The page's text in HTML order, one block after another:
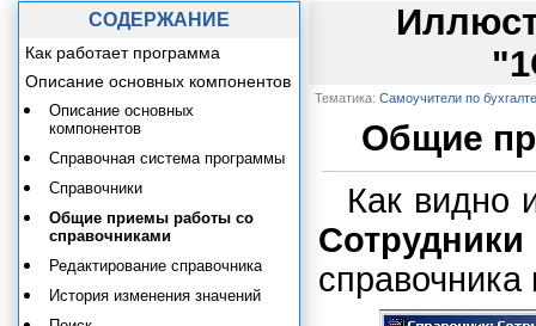
Тематика: Самоучители по
Общие
Как видно
Сотрудники
СОДЕРЖАНИЕ
Как работает программа
Описание основных компонентов
Описание основных
компонентов
Справочная система программы
Справочники
Общие приемы работы со
справочниками
Редактирование справочника
История изменения значений